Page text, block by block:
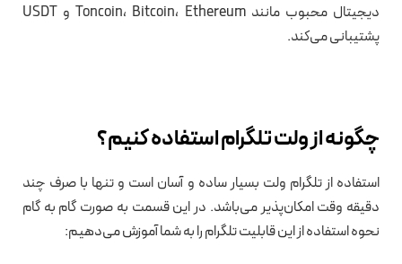
دیجیتال محبوب مانند Toncoin، Bitcoin، Ethereum و USDT
پشتیبانی می‌کند.
چگونه از ولت تلگرام استفاده کنیم؟
استفاده از تلگرام ولت بسیار ساده و آسان است و تنها با صرف چند
دقیقه وقت امکان‌پذیر می‌باشد. در این قسمت به صورت گام به گام
نحوه استفاده از این قابلیت تلگرام را به شما آموزش می‌دهیم: